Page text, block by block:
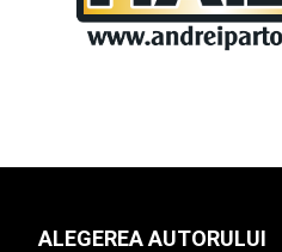
ALEGEREA AUTORULUI